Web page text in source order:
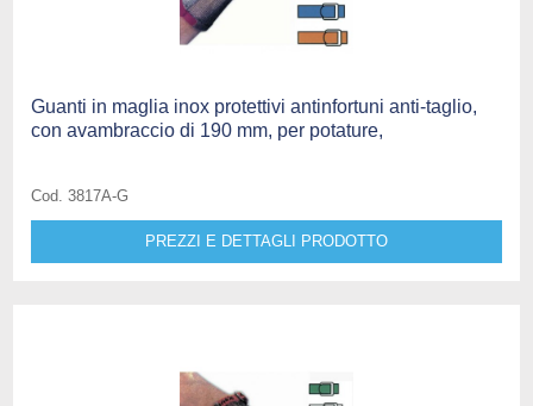
Guanti in maglia inox protettivi antinfortuni anti-taglio,
con avambraccio di 190 mm, per potature,
Cod. 3817A-G
PREZZI E DETTAGLI PRODOTTO